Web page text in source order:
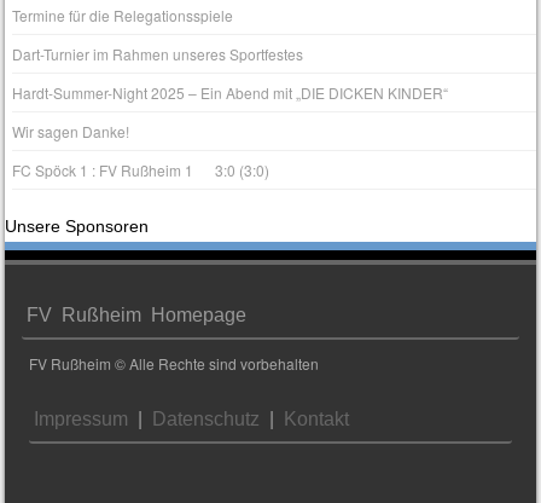
Termine für die Relegationsspiele
Dart-Turnier im Rahmen unseres Sportfestes
Hardt-Summer-Night 2025 – Ein Abend mit „DIE DICKEN KINDER“
Wir sagen Danke!
FC Spöck 1 : FV Rußheim 1 3:0 (3:0)
Unsere Sponsoren
FV Rußheim Homepage
FV Rußheim © Alle Rechte sind vorbehalten
Impressum Datenschutz Kontakt